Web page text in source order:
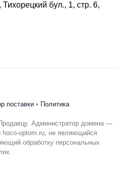
бул., 1, стр. 6,
поставки • Политика
Администратор домена —
hoco-optom.ru, не являющийся
обработку персональных